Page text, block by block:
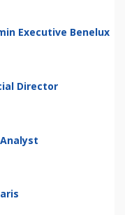
Executive Benelux
Director